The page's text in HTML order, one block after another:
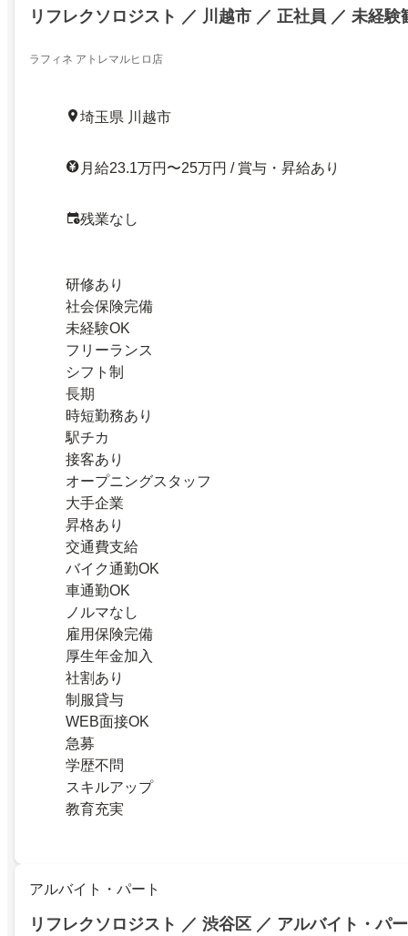
リフレクソロジスト ／ 川越市 ／ 正社員 ／ 未経験
ラフィネ アトレマルヒロ店
埼玉県 川越市
月給23.1万円〜25万円 / 賞与・昇給あり
残業なし
研修あり
社会保険完備
未経験OK
フリーランス
シフト制
長期
時短勤務あり
駅チカ
接客あり
オープニングスタッフ
大手企業
昇格あり
交通費支給
バイク通勤OK
車通勤OK
ノルマなし
雇用保険完備
厚生年金加入
社割あり
制服貸与
WEB面接OK
急募
学歴不問
スキルアップ
教育充実
アルバイト・パート
リフレクソロジスト ／ 渋谷区 ／ アルバイト・パ